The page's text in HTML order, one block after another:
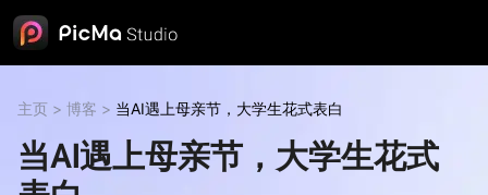
主页 > 博客 > 当AI遇上母亲节，大学生花式表白
当AI遇上母亲节，大学生花式